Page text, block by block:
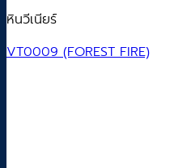
หินวีเนียร์
VT0009 (FOREST FIRE)